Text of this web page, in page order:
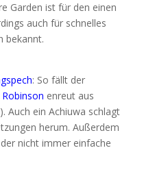
Garden ist für den einen
auch für schnelles
bekannt.
: So fällt der
enreut aus
Auch ein Achiuwa schlagt
herum. Außerdem
nicht immer einfache